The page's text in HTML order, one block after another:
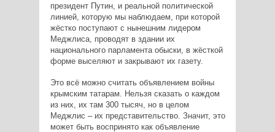
президент Путин, и реальной политической
линией, которую мы наблюдаем, при которой
жёстко поступают с нынешним лидером
Меджлиса, проводят в здании их
национального парламента обыски, в жёсткой
форме выселяют и закрывают их газету.
Это всё можно считать объявлением войны
крымским татарам. Нельзя сказать о каждом
из них, их там 300 тысяч, но в целом
Меджлис – их представительство. Значит, это
может быть воспринято как объявление